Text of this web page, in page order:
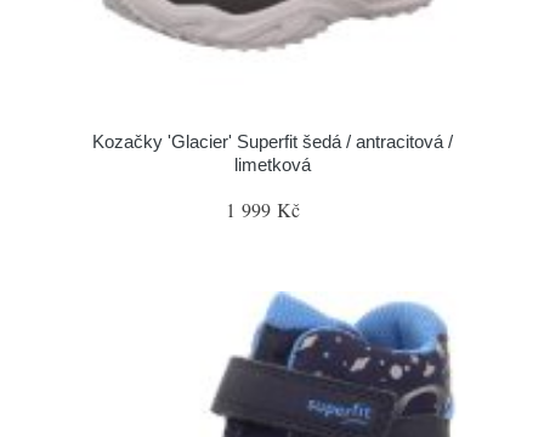
Kozačky 'Glacier' Superfit šedá / antracitová /
limetková
1 999 Kč